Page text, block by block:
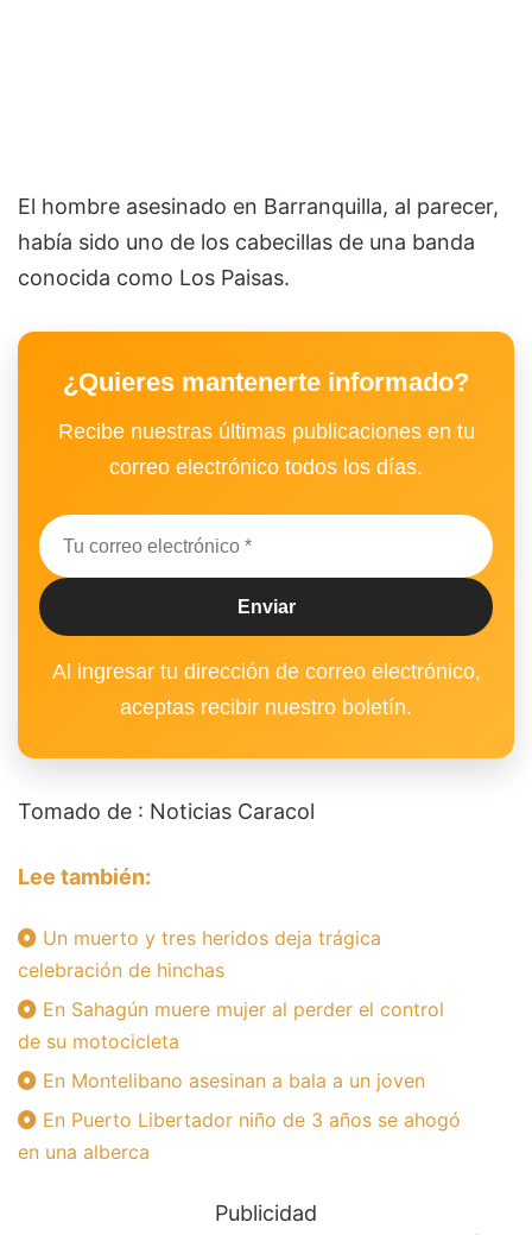
El hombre asesinado en Barranquilla, al parecer,
había sido uno de los cabecillas de una banda
conocida como Los Paisas.
¿Quieres mantenerte informado?
Recibe nuestras últimas publicaciones en tu
correo electrónico todos los días.
Al ingresar tu dirección de correo electrónico,
aceptas recibir nuestro boletín.
Tomado de : Noticias Caracol
Lee también:
Un muerto y tres heridos deja trágica
celebración de hinchas
En Sahagún muere mujer al perder el control
de su motocicleta
En Montelibano asesinan a bala a un joven
En Puerto Libertador niño de 3 años se ahogó
en una alberca
Publicidad